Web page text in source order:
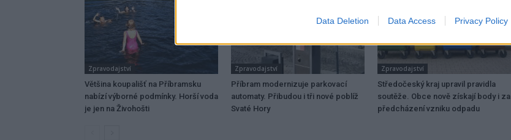
Data Deletion Data Access Privacy Policy
Zpravodajství
Většina koupališť na Příbramsku
nabízí výborné podmínky. Horší voda
je jen na Živohošti
Zpravodajství
Příbram modernizuje parkovací
automaty. Přibudou i tři nové poblíž
Svaté Hory
Zpravodajství
Středočeský kraj upravil pravidla
soutěže. Obce nově získají body i za
předcházení vzniku odpadu